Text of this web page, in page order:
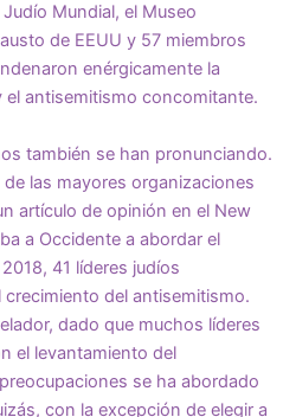
Mundial, el Museo
de EEUU y 57 miembros
enérgicamente la
antisemitismo concomitante.
también se han pronunciando.
de las mayores organizaciones
artículo de opinión en el New
a Occidente a abordar el
41 líderes judíos
crecimiento del antisemitismo.
dado que muchos líderes
el levantamiento del
se ha abordado
con la excepción de elegir a